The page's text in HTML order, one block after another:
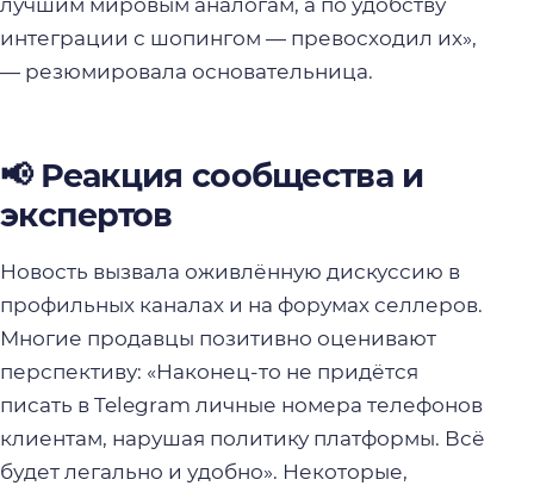
лучшим мировым аналогам, а по удобству
интеграции с шопингом — превосходил их»,
— резюмировала основательница.
📢 Реакция сообщества и
экспертов
Новость вызвала оживлённую дискуссию в
профильных каналах и на форумах селлеров.
Многие продавцы позитивно оценивают
перспективу: «Наконец-то не придётся
писать в Telegram личные номера телефонов
клиентам, нарушая политику платформы. Всё
будет легально и удобно». Некоторые,